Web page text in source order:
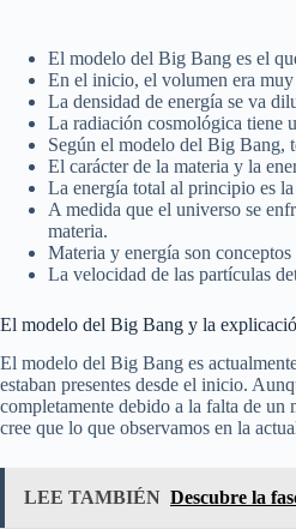
El modelo del Big Bang es el
En el inicio, el volumen era
La densidad de energía se va
La radiación cosmológica tiene
Según el modelo del Big Bang,
El carácter de la materia y la
La energía total al principio es
A medida que el universo se
materia.
Materia y energía son
La velocidad de las partículas
El modelo del Big Bang y la
El modelo del Big Bang es
estaban presentes desde el inicio.
completamente debido a la falta de un
cree que lo que observamos en la
LEE TAMBIÉN Descubre la